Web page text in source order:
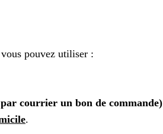
pouvez utiliser :
courrier un bon de commande)
.